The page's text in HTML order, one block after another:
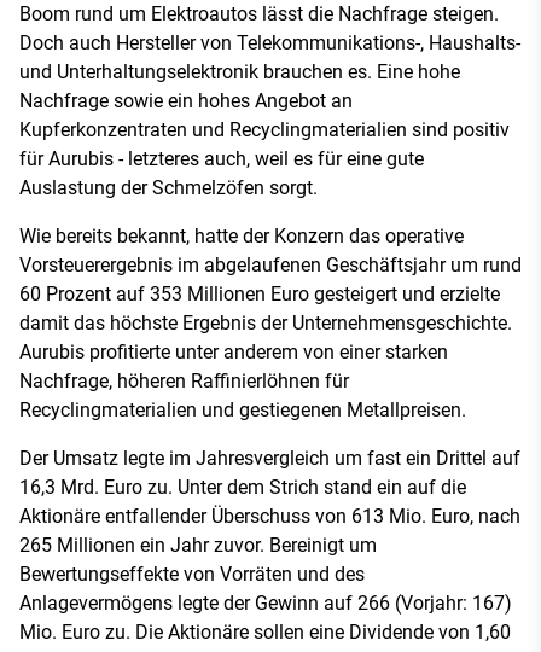
Boom rund um Elektroautos lässt die Nachfrage steigen.
Doch auch Hersteller von Telekommunikations-, Haushalts-
und Unterhaltungselektronik brauchen es. Eine hohe
Nachfrage sowie ein hohes Angebot an
Kupferkonzentraten und Recyclingmaterialien sind positiv
für Aurubis - letzteres auch, weil es für eine gute
Auslastung der Schmelzöfen sorgt.
Wie bereits bekannt, hatte der Konzern das operative
Vorsteuerergebnis im abgelaufenen Geschäftsjahr um rund
60 Prozent auf 353 Millionen Euro gesteigert und erzielte
damit das höchste Ergebnis der Unternehmensgeschichte.
Aurubis profitierte unter anderem von einer starken
Nachfrage, höheren Raffinierlöhnen für
Recyclingmaterialien und gestiegenen Metallpreisen.
Der Umsatz legte im Jahresvergleich um fast ein Drittel auf
16,3 Mrd. Euro zu. Unter dem Strich stand ein auf die
Aktionäre entfallender Überschuss von 613 Mio. Euro, nach
265 Millionen ein Jahr zuvor. Bereinigt um
Bewertungseffekte von Vorräten und des
Anlagevermögens legte der Gewinn auf 266 (Vorjahr: 167)
Mio. Euro zu. Die Aktionäre sollen eine Dividende von 1,60